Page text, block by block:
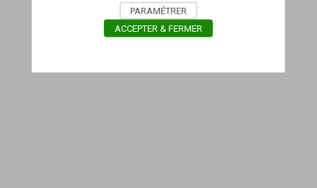
PARAMÉTRER
ACCEPTER & FERMER